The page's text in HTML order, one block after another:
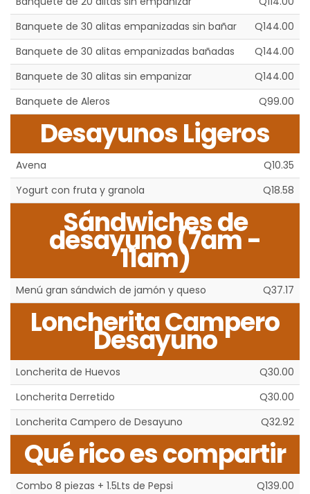
Banquete de 30 alitas empanizadas sin bañar
Q144.00
Banquete de 30 alitas empanizadas bañadas
Q144.00
Banquete de 30 alitas sin empanizar
Q144.00
Banquete de Aleros
Q99.00
Desayunos Ligeros
Avena
Q10.35
Yogurt con fruta y granola
Q18.58
Sándwiches de
desayuno (7am -
11am)
Menú gran sándwich de jamón y queso Q37.17
Loncherita Campero
Desayuno
Loncherita de Huevos
Q30.00
Loncherita Derretido
Q30.00
Loncherita Campero de Desayuno
Q32.92
Qué rico es compartir
Combo 8 piezas + 1.5Lts de Pepsi
Q139.00